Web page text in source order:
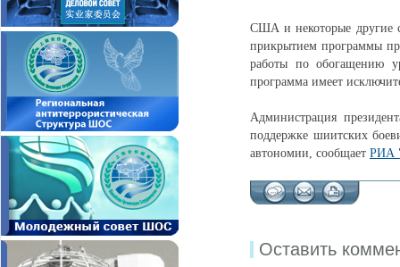
США и некоторые другие
прикрытием программы
работы по обогащению
программа имеет
Администрация
поддержке шиитских
автономии, сообщает РИА
Оставить